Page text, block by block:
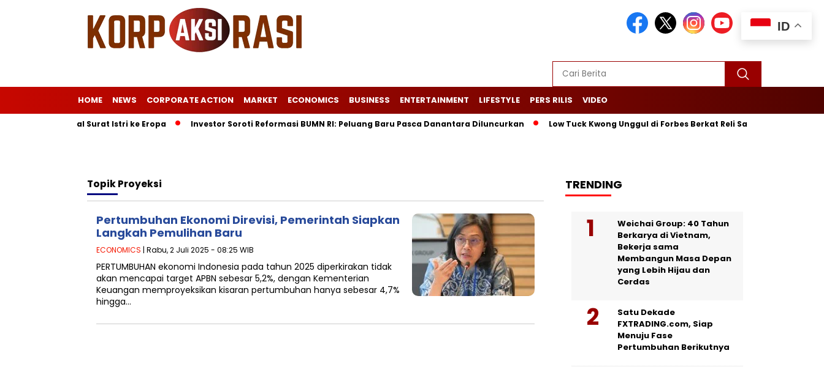
HOME NEWS CORPORATE ACTION MARKET ECONOMICS BUSINESS ENTERTAINMENT LIFESTYLE PERS RILIS VIDEO
KPK soal Surat Istri ke Eropa Investor Soroti Reformasi BUMN RI: Peluang Baru Pasca Danantara Diluncurkan Low Tuck Kwong Unggul di Forbes Berkat Reli Saham dan Ekspor
TopikProyeksi
Pertumbuhan Ekonomi Direvisi, Pemerintah Siapkan
Langkah Pemulihan Baru
ECONOMICS | Rabu, 2 Juli 2025 - 08:25 WIB
PERTUMBUHAN ekonomi Indonesia pada tahun 2025 diperkirakan tidak
akan mencapai target APBN sebesar 5,2%, dengan Kementerian
Keuangan memproyeksikan kisaran pertumbuhan hanya sebesar 4,7%
hingga…
TRENDING
Weichai Group: 40 Tahun
Berkarya di Vietnam,
Bekerja sama
Membangun Masa Depan
yang Lebih Hijau dan
Cerdas
Satu Dekade
FXTRADING.com, Siap
Menuju Fase
Pertumbuhan Berikutnya
ID